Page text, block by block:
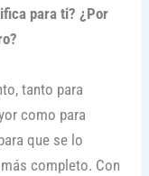
para ti? ¿Por
tanto para
como para
que se lo
completo. Con